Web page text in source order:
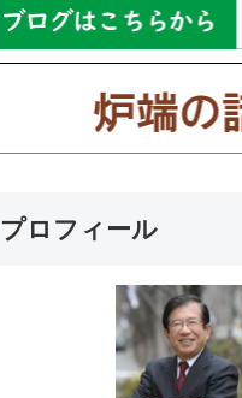
プロフィール